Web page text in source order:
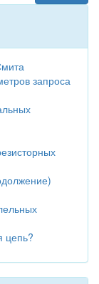
запроса
цепь?